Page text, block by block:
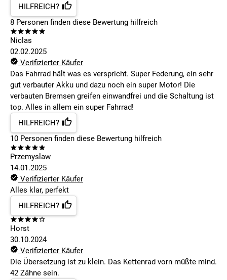
HILFREICH?
8 Personen finden diese Bewertung hilfreich
Niclas
02.02.2025
Verifizierter Käufer
Das Fahrrad hält was es verspricht. Super Federung, ein sehr
gut verbauter Akku und dazu noch ein super Motor! Die
verbauten Bremsen greifen einwandfrei und die Schaltung ist
top. Alles in allem ein super Fahrrad!
HILFREICH?
10 Personen finden diese Bewertung hilfreich
Przemyslaw
14.01.2025
Verifizierter Käufer
Alles klar, perfekt
HILFREICH?
Horst
30.10.2024
Verifizierter Käufer
Die Übersetzung ist zu klein. Das Kettenrad vorn müßte mind.
42 Zähne sein.